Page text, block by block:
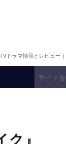
ドラマ情報とレビュー
』